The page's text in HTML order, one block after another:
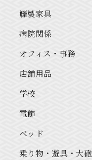
籐製家具
病院関係
オフィス・事務
店舗用品
学校
電飾
ベッド
乗り物・遊具・大砲